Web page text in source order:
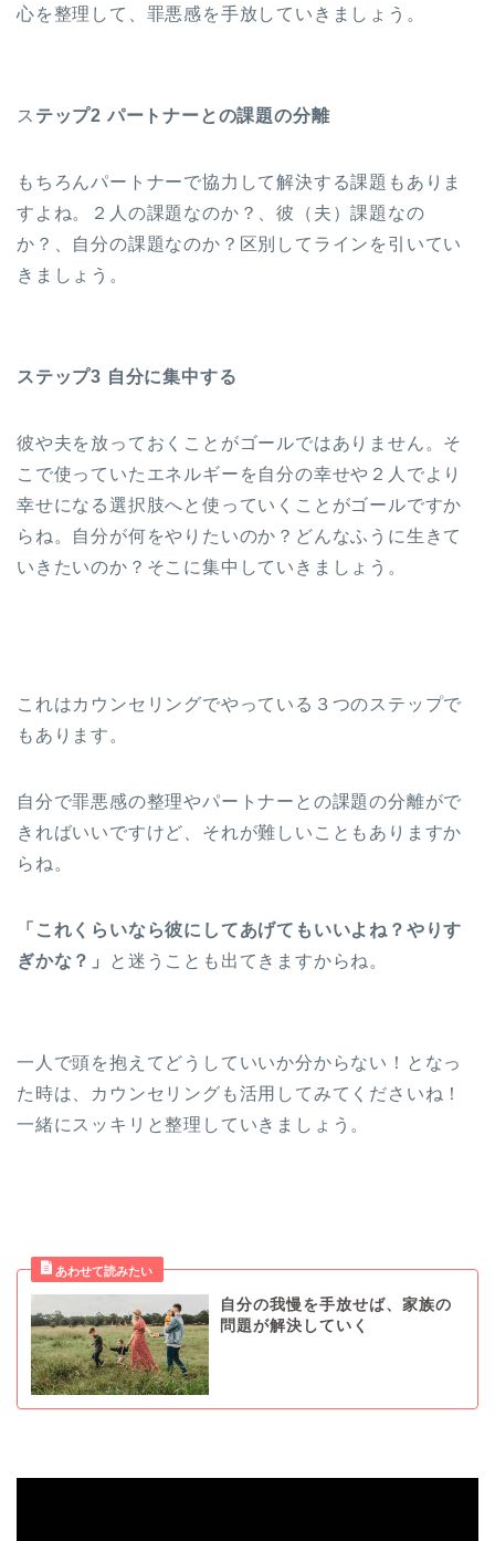
心を整理して、罪悪感を手放していきましょう。
ス テップ2 パートナーとの課題の分離
もちろんパートナーで協力して解決する課題もありま
すよね。２人の課題なのか？、彼（夫）課題なの
か？、自分の課題なのか？区別してラインを引いてい
きましょう。
ステップ3 自分に集中する
彼や夫を放っておくことがゴールではありません。そ
こで使っていたエネルギーを自分の幸せや２人でより
幸せになる選択肢へと使っていくことがゴールですか
らね。自分が何をやりたいのか？どんなふうに生きて
いきたいのか？そこに集中していきましょう。
これはカウンセリングでやっている３つのステップで
もあります。
自分で罪悪感の整理やパートナーとの課題の分離がで
きればいいですけど、それが難しいこともありますか
らね。
「これくらいなら彼にしてあげてもいいよね？やりす
ぎかな？」
と迷うことも出てきますからね。
一人で頭を抱えてどうしていいか分からない！となっ
た時は、カウンセリングも活用してみてくださいね！
一緒にスッキリと整理していきましょう。
自分の我慢を手放せば、家族の
問題が解決していく